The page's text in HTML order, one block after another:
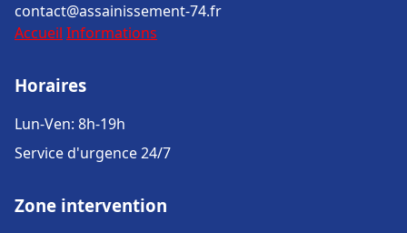
contact@assainissement-74.fr
Accueil Informations
Horaires
Lun-Ven: 8h-19h
Service d'urgence 24/7
Zone intervention